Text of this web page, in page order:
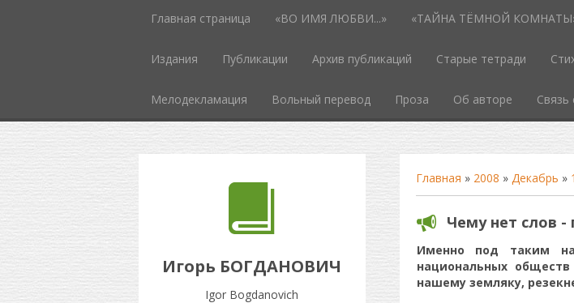
Главная страница «ВО ИМЯ ЛЮБВИ...» «ТАЙНА ТЁМНОЙ
Издания Публикации Архив публикаций Старые тетради
Мелодекламация Вольный перевод Проза Об авторе Связь
Игорь БОГДАНОВИЧ
Igor Bogdanovich
Главная » 2008 » Декабрь »
Чему нет слов -
Именно под таким
национальных
нашему земляку,